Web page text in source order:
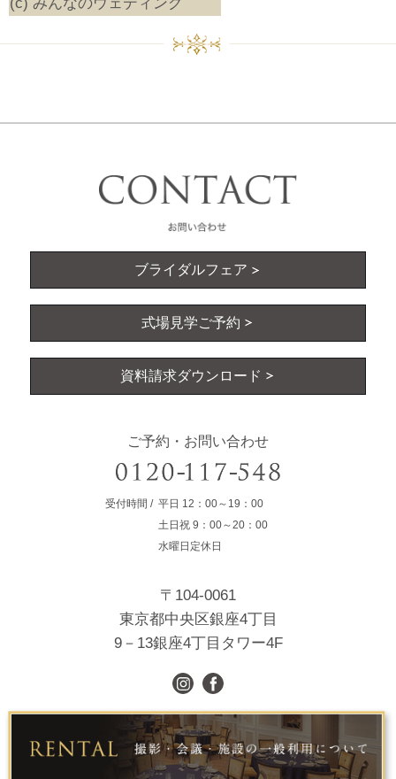
ブライダルフェア
式場見学ご予約
資料請求ダウンロード
ご予約・お問い合わせ
受付時間 平日 12：00～19：00
土日祝 9：00～20：00
水曜日定休日
〒104-0061
東京都中央区銀座4丁目
9－13銀座4丁目タワー4F